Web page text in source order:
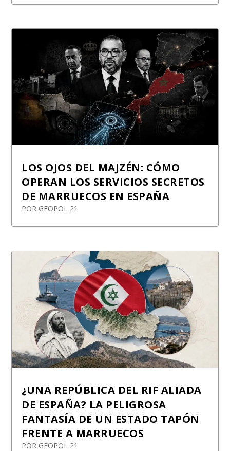
LOS OJOS DEL MAJZÉN: CÓMO
OPERAN LOS SERVICIOS SECRETOS
DE MARRUECOS EN ESPAÑA
POR GEOPOL 21
¿UNA REPÚBLICA DEL RIF ALIADA
DE ESPAÑA? LA PELIGROSA
FANTASÍA DE UN ESTADO TAPÓN
FRENTE A MARRUECOS
POR GEOPOL 21